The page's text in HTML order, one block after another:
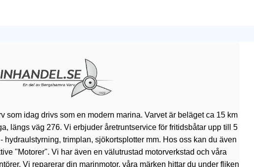
som idag drivs som en modern marina. Varvet är beläget ca 15 km
längs väg 276. Vi erbjuder åretruntservice för fritidsbåtar upp till 5
trimplan, sjökortsplotter mm. Hos oss kan du även
"Motorer". Vi har även en välutrustad motorverkstad och våra
Vi reparerar din marinmotor, våra märken hittar du under fliken